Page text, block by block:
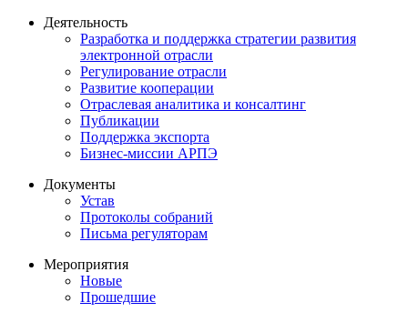
Деятельность
Разработка и поддержка стратегии развития
электронной отрасли
Регулирование отрасли
Развитие кооперации
Отраслевая аналитика и консалтинг
Публикации
Поддержка экспорта
Бизнес-миссии АРПЭ
Документы
Устав
Протоколы собраний
Письма регуляторам
Мероприятия
Новые
Прошедшие